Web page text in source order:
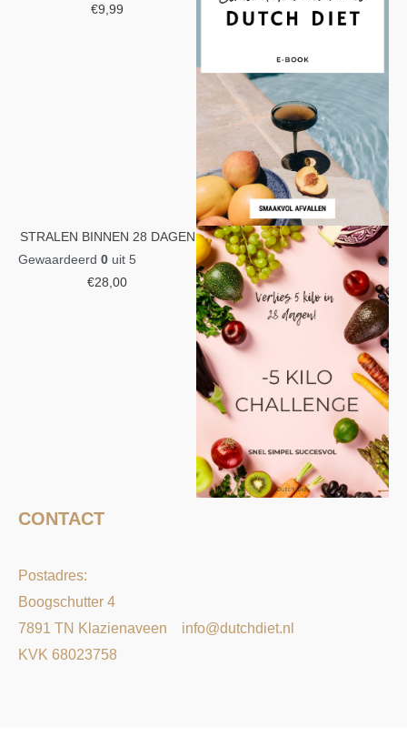
€9,99
STRALEN BINNEN 28 DAGEN
Gewaardeerd 0 uit 5
€28,00
CONTACT
Postadres:
Boogschutter 4
7891 TN Klazienaveen info@dutchdiet.nl
KVK 68023758